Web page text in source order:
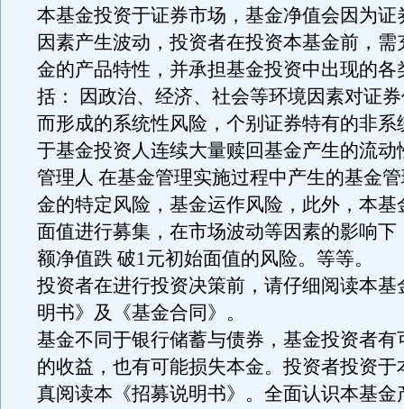
本基金投资于证券市场，基金净值会因为证
因素产生波动，投资者在投资本基金前，需
金的产品特性，并承担基金投资中出现的各
括： 因政治、经济、社会等环境因素对证
而形成的系统性风险，个别证券特有的非系
于基金投资人连续大量赎回基金产生的流动
管理人 在基金管理实施过程中产生的基金
金的特定风险，基金运作风险，此外，本基
面值进行募集，在市场波动等因素的影响下
额净值跌 破1元初始面值的风险。等等。
投资者在进行投资决策前，请仔细阅读本基
明书》及《基金合同》。
基金不同于银行储蓄与债券，基金投资者有
的收益，也有可能损失本金。投资者投资于
真阅读本《招募说明书》。全面认识本基金